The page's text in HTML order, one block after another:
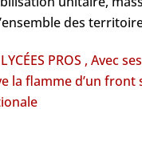
des
PROS , Avec
la flamme d’un front